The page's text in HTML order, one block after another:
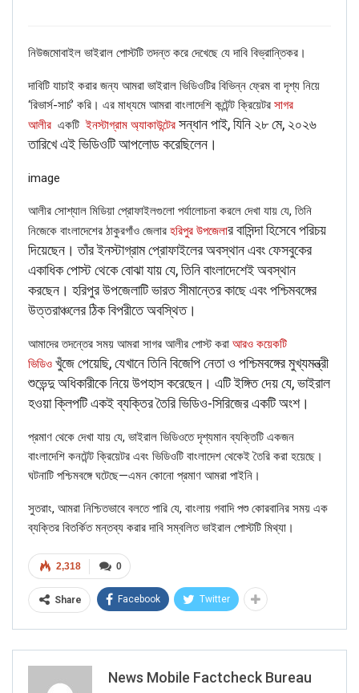
FAKE NEWS BUSTER
Name
Email
Picture/video
Picture/video url
Description
Click herefor Latest News
updates and viral videos on our
AI-powered smartnews
নিউজমোবাইল ভাইরাল পোস্টটি তদন্ত করে দেখেছে যে দাবি বিভ্রান্তিকর।
দাবিটি যাচাই করার জন্য আমরা ভাইরাল ভিডিওটির বিভিন্ন ফ্রেম বা দৃশ্য নিয়ে
‘রিভার্স-সার্চ’ করি। এর মাধ্যমে আমরা বাংলাদেশি কন্টেন্ট ক্রিয়েটর সাগর
আলীর একটি ইনস্টাগ্রাম অ্যাকাউন্টের সন্ধান পাই, যিনি ২৮ মে, ২০২৬
তারিখে এই ভিডিওটি আপলোড করেছিলেন।
image
আলীর সোশ্যাল মিডিয়া প্রোফাইলগুলো পর্যালোচনা করলে দেখা যায় যে, তিনি
নিজেকে বাংলাদেশের ঠাকুরগাঁও জেলার হরিপুর উপজেলার বাসিন্দা হিসেবে পরিচয়
দিয়েছেন। তাঁর ইনস্টাগ্রাম প্রোফাইলের অবস্থান এবং ফেসবুকের
একাধিক পোস্ট থেকে বোঝা যায় যে, তিনি বাংলাদেশেই অবস্থান
করছেন। হরিপুর উপজেলাটি ভারত সীমান্তের কাছে এবং পশ্চিমবঙ্গের
উত্তরাঞ্চলের ঠিক বিপরীতে অবস্থিত।
আমাদের তদন্তের সময় আমরা সাগর আলীর পোস্ট করা আরও কয়েকটি
ভিডিও খুঁজে পেয়েছি, যেখানে তিনি বিজেপি নেতা ও পশ্চিমবঙ্গের মুখ্যমন্ত্রী
শুভেন্দু অধিকারীকে নিয়ে উপহাস করেছেন। এটি ইঙ্গিত দেয় যে, ভাইরাল
হওয়া ক্লিপটি একই ব্যক্তির তৈরি ভিডিও-সিরিজের একটি অংশ।
প্রমাণ থেকে দেখা যায় যে, ভাইরাল ভিডিওতে দৃশ্যমান ব্যক্তিটি একজন
বাংলাদেশি কনটেন্ট ক্রিয়েটর এবং ভিডিওটি বাংলাদেশ থেকেই তৈরি করা হয়েছে।
ঘটনাটি পশ্চিমবঙ্গে ঘটেছে—এমন কোনো প্রমাণ আমরা পাইনি।
সুতরাং, আমরা নিশ্চিতভাবে বলতে পারি যে, বাংলায় গবাদি পশু কোরবানির সময় এক
ব্যক্তির বিতর্কিত মন্তব্য করার দাবি সম্বলিত ভাইরাল পোস্টটি মিথ্যা।
0
2,318
Share Facebook Twitter
News Mobile Factcheck Bureau